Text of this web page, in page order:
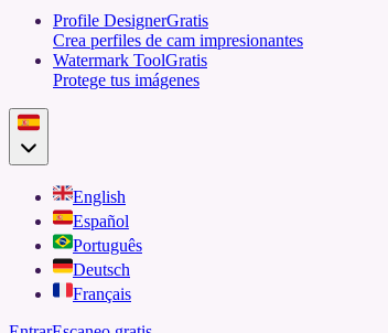
Profile DesignerGratis
Crea perfiles de cam impresionantes
Watermark ToolGratis
Protege tus imágenes
English
Español
Português
Deutsch
Français